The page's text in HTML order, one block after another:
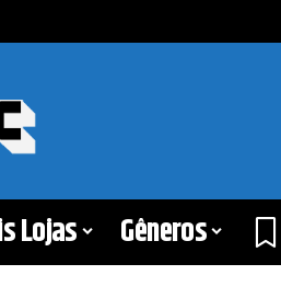
Lojas Gêneros